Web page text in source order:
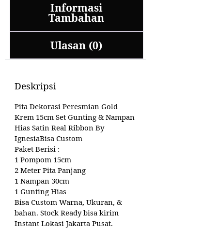
Informasi
Tambahan
Ulasan (0)
Deskripsi
Pita Dekorasi Peresmian Gold
Krem 15cm Set Gunting & Nampan
Hias Satin Real Ribbon By
IgnesiaBisa Custom
Paket Berisi :
1 Pompom 15cm
2 Meter Pita Panjang
1 Nampan 30cm
1 Gunting Hias
Bisa Custom Warna, Ukuran, &
bahan. Stock Ready bisa kirim
Instant Lokasi Jakarta Pusat.